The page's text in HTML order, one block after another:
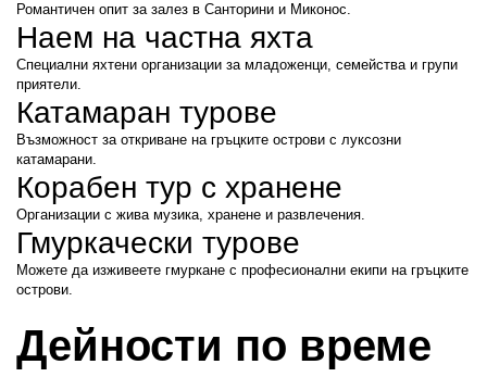
Романтичен опит за залез в Санторини и Миконос.
Наем на частна яхта
Специални яхтени организации за младоженци, семейства и групи
приятели.
Катамаран турове
Възможност за откриване на гръцките острови с луксозни
катамарани.
Корабен тур с хранене
Организации с жива музика, хранене и развлечения.
Гмуркачески турове
Можете да изживеете гмуркане с професионални екипи на гръцките
острови.
Дейности по време